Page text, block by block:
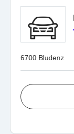
6700 Bludenz